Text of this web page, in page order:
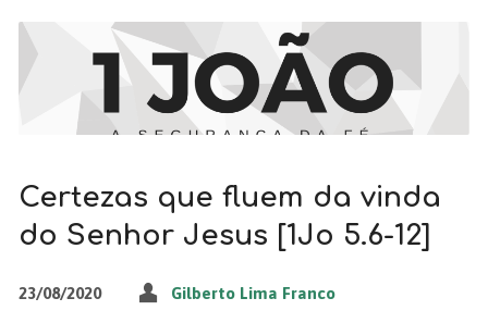
Certezas que fluem da vinda
do Senhor Jesus [1Jo 5.6-12]
23/08/2020 Gilberto Lima Franco